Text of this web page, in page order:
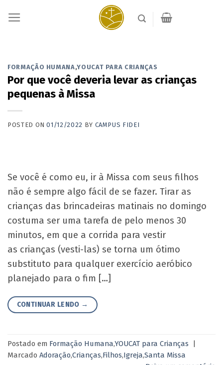
FORMAÇÃO HUMANA,YOUCAT PARA CRIANÇAS
Por que você deveria levar as crianças
pequenas à Missa
POSTED ON01/12/2022 BY CAMPUS FIDEI
Se você é como eu, ir à Missa com seus filhos
não é sempre algo fácil de se fazer. Tirar as
crianças das brincadeiras matinais no domingo
costuma ser uma tarefa de pelo menos 30
minutos, em que a corrida para vestir
as crianças (vesti-las) se torna um ótimo
substituto para qualquer exercício aeróbico
planejado para o fim […]
CONTINUAR LENDO →
Postado em Formação Humana,YOUCAT para Crianças
|
Marcado Adoração,Crianças,Filhos,Igreja,Santa Missa